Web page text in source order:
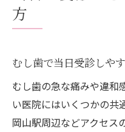
方
むし歯で当日受診しや
むし歯の急な痛みや違和
い医院にはいくつかの共
岡山駅周辺などアクセス